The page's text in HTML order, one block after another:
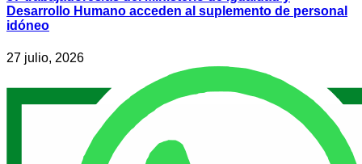
Desarrollo Humano acceden al suplemento de personal
idóneo
27 julio, 2026